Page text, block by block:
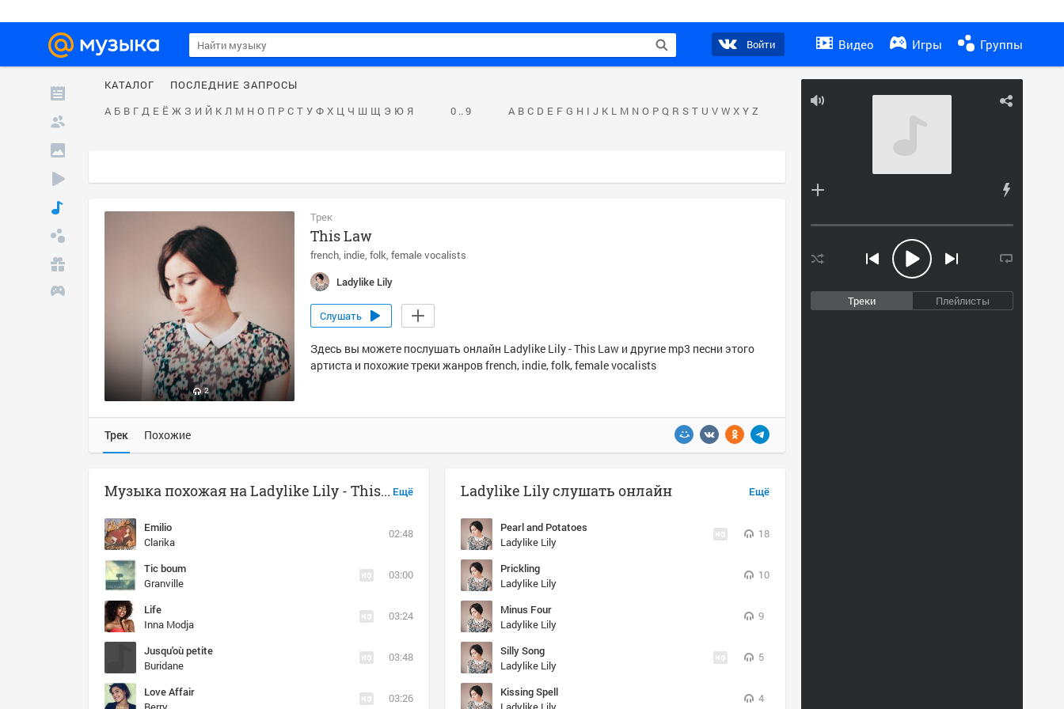
Войти Видео Игры Группы
Треки Плейлисты
КАТАЛОГ
ПОСЛЕДНИЕ ЗАПРОСЫ
А Б В Г Д Е Ё Ж З И Й К Л М Н О П Р С Т У Ф Х Ц Ч Ш Щ Э Ю Я 0 .. 9 A B C D E F G H I J K L M N O P Q R S T U V W X Y Z
2
Трек
This Law
french indie folk female vocalists
Ladylike Lily
Слушать
Здесь вы можете послушать онлайн Ladylike Lily - This Law и другие mp3 песни этого
артиста и похожие треки жанров french, indie, folk, female vocalists
Трек Похожие
Ещё
Музыка похожая на Ladylike Lily - This Law
Emilio
Clarika
02:48
Tic boum
Granville
03:00
Life
Inna Modja
03:24
Jusqu'où petite
Buridane
03:48
Love Affair
03:26
Ещё
Ladylike Lily слушать онлайн
Pearl and Potatoes
Ladylike Lily
18
Prickling
Ladylike Lily
10
Minus Four
Ladylike Lily
9
Silly Song
Ladylike Lily
5
Kissing Spell
4